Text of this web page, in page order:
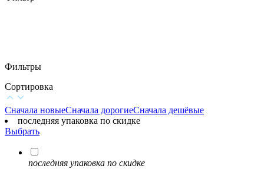
Фильтры
Сортировка
Сначала новыеСначала дорогиеСначала дешёвые
последняя упаковка по скидке
Выбрать
последняя упаковка по скидке